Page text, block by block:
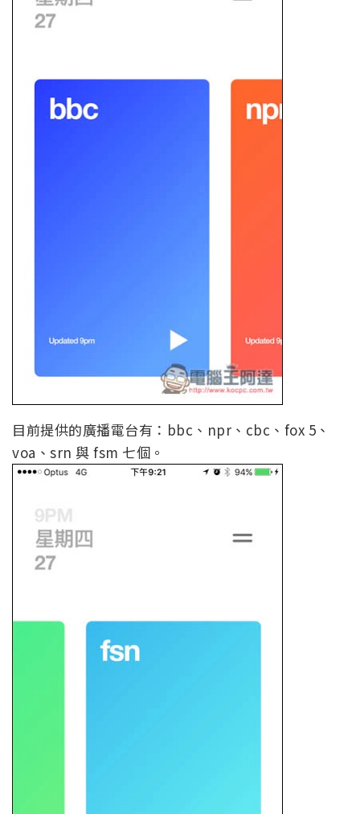
目前提供的廣播電台有：bbc、npr、cbc、fox 5、
voa、srn 與 fsm 七個。